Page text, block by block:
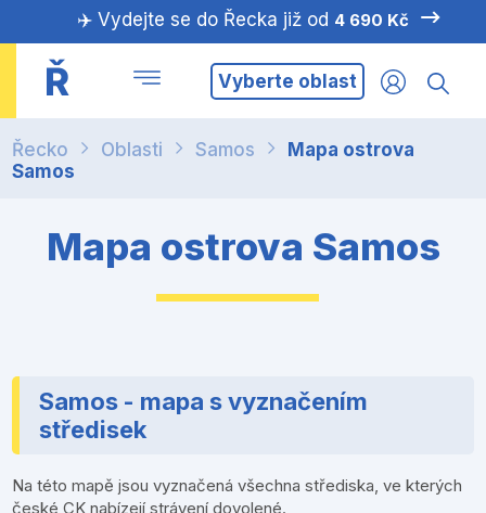
✈️ Vydejte se do Řecka již od 4 690 Kč
Ř Vyberte oblast
Řecko Oblasti Samos
Mapa ostrova
Samos
Mapa ostrova Samos
Samos - mapa s vyznačením
středisek
Na této mapě jsou vyznačená všechna střediska, ve kterých
české CK nabízejí strávení dovolené.